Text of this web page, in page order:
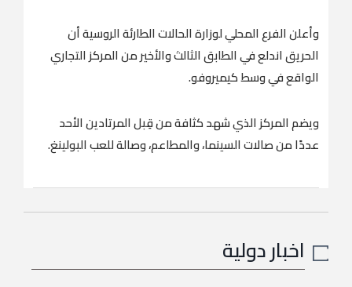
وأعلن الفرع المحلي لوزارة الحالات الطارئة الروسية أن
الحريق اندلع في الطابق الثالث والأخير من المركز التجاري
الواقع في وسط كيميروفو.
ويضم المركز الذي شهد كثافة من قِبل المرتادين الأحد
عددًا من صالات السينما، والمطاعم، وصالة للعب البولينغ.
اخبار دولية